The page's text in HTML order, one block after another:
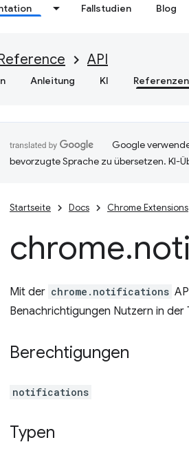
Fallstudien Blog
API
Anleitung KI Referenzen
Google
bevorzugte Sprache zu übersetzen. KI-
Startseite Docs Chrome Extensions
chrome.
Mit der chrome.notifications
Benachrichtigungen Nutzern in der
Berechtigungen
notifications
Typen